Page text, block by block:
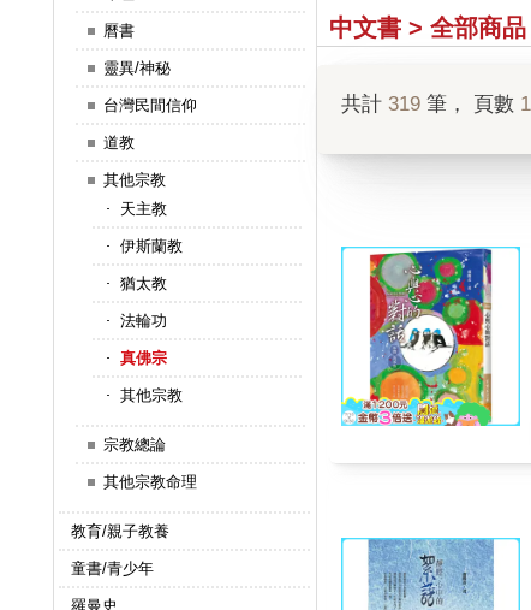
曆書
靈異/神秘
台灣民間信仰
道教
其他宗教
天主教
伊斯蘭教
猶太教
法輪功
真佛宗
其他宗教
宗教總論
其他宗教命理
教育/親子教養
童書/青少年
羅曼史
中文書 > 全部商品
共計 319 筆， 頁數 1